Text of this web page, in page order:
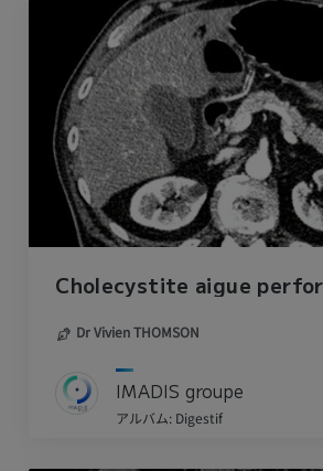
Cholecystite aigue
Dr Vivien THOMSON
IMADIS groupe
アルバム: Digestif